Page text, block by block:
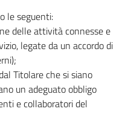
le seguenti:
delle attività connesse e
legate da un accordo di
Titolare che si siano
un adeguato obbligo
e collaboratori del